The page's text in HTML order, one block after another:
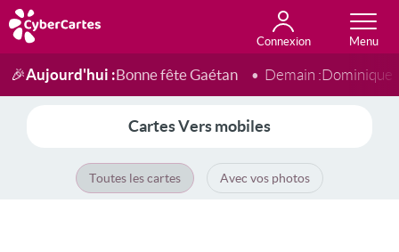
Connexion
Anniversaire
Fête du jour
Amour
Amitié
Merci
Toutes les cartes
🎉Aujourd'hui :Bonne fête Gaétan Demain :Dominique
Cartes Vers mobiles
Toutes les cartes Avec vos photos